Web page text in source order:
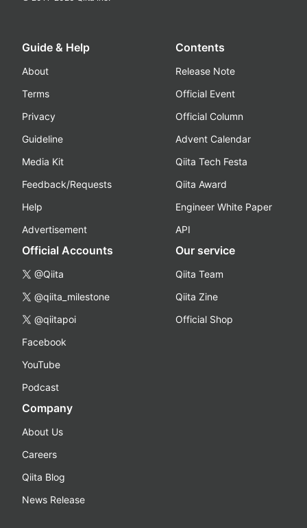
Guide & Help
About
Terms
Privacy
Guideline
Media Kit
Feedback/Requests
Help
Advertisement
Contents
Release Note
Official Event
Official Column
Advent Calendar
Qiita Tech Festa
Qiita Award
Engineer White Paper
API
Official Accounts
@Qiita
@qiita_milestone
@qiitapoi
Facebook
YouTube
Podcast
Our service
Qiita Team
Qiita Zine
Official Shop
Company
About Us
Careers
Qiita Blog
News Release